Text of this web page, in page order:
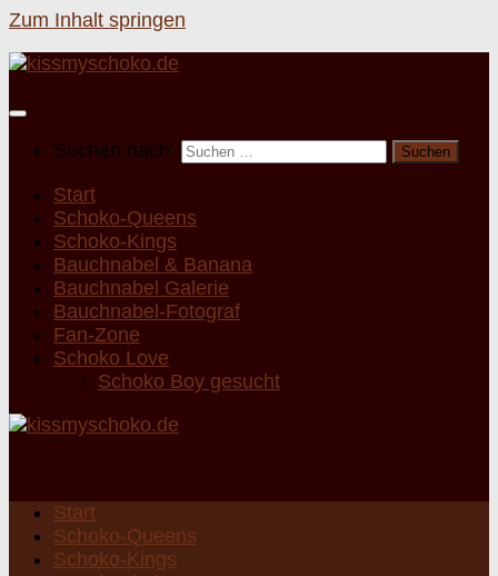
Zum Inhalt springen
Suchen nach:
Start
Schoko-Queens
Schoko-Kings
Bauchnabel & Banana
Bauchnabel Galerie
Bauchnabel-Fotograf
Fan-Zone
Schoko Love
Schoko Boy gesucht
Start
Schoko-Queens
Schoko-Kings